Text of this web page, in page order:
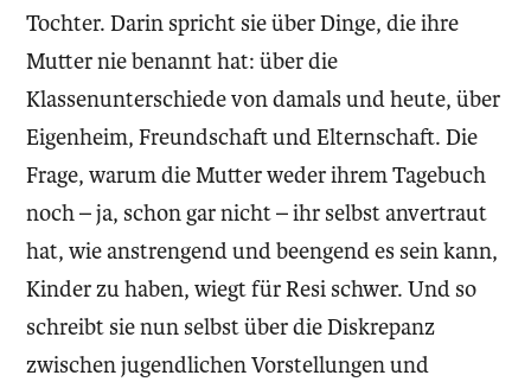
Tochter. Darin spricht sie über Dinge, die ihre
Mutter nie benannt hat: über die
Klassenunterschiede von damals und heute, über
Eigenheim, Freundschaft und Elternschaft. Die
Frage, warum die Mutter weder ihrem Tagebuch
noch – ja, schon gar nicht – ihr selbst anvertraut
hat, wie anstrengend und beengend es sein kann,
Kinder zu haben, wiegt für Resi schwer. Und so
schreibt sie nun selbst über die Diskrepanz
zwischen jugendlichen Vorstellungen und